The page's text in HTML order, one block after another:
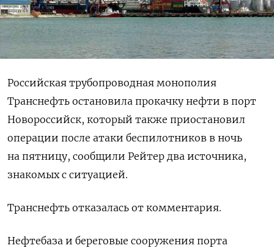
Российская трубопроводная монополия
Транснефть остановила прокачку нефти в порт
Новороссийск, который также приостановил
операции после атаки беспилотников в ночь
на пятницу, сообщили Рейтер два источника,
знакомых с ситуацией.
Транснефть отказалась от комментария.
Нефтебаза и береговые сооружения порта